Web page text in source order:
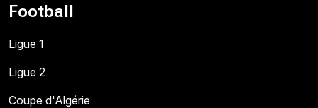
Football
Ligue 1
Ligue 2
Coupe d'Algérie